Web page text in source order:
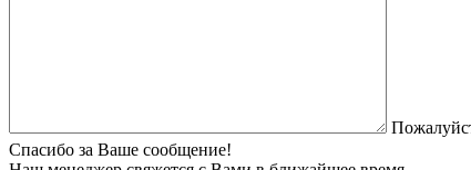
Спасибо за Ваше сообщение!